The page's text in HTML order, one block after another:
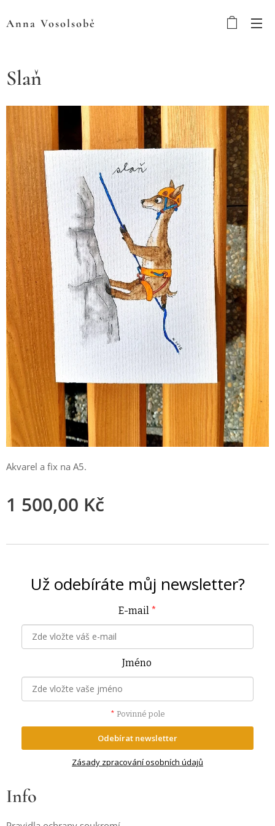
Anna Vosolsobě
Slaň
Akvarel a fix na A5.
1 500,00 Kč
Už odebíráte můj newsletter?
E-mail *
Jméno
* Povinné pole
Odebírat newsletter
Zásady zpracování osobních údajů
Info